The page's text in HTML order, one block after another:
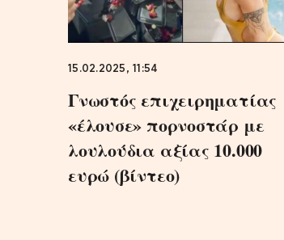
15.02.2025, 11:54
Γνωστός επιχειρηματίας
«έλουσε» πορνοστάρ με
λουλούδια αξίας 10.000
ευρώ (βίντεο)